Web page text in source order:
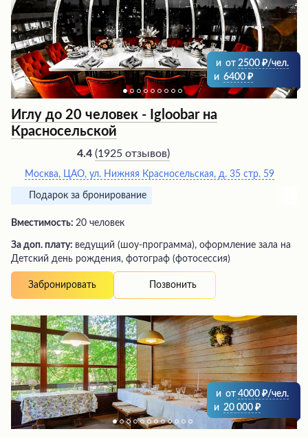
персонала, делающего все для комфортного
времяпрепровождения гостей.
и от 2500
/чел.
и 6400
Иглу до 20 человек - Igloobar на
Красносельской
4.4 (1925 отзывов)
Москва, ЦАО, ул. Нижняя Красносельская, д. 35 стр. 59
Подарок за бронирование
Вместимость: 20 человек
За доп. плату: ведущий (шоу-программа), оформление зала на
Детский день рождения, фотограф (фотосессия)
Забронировать Позвонить
и от 4000
/чел.
и 20 000